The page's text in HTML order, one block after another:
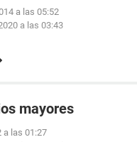
a las 05:52
a las 03:43
mayores
a las 01:27